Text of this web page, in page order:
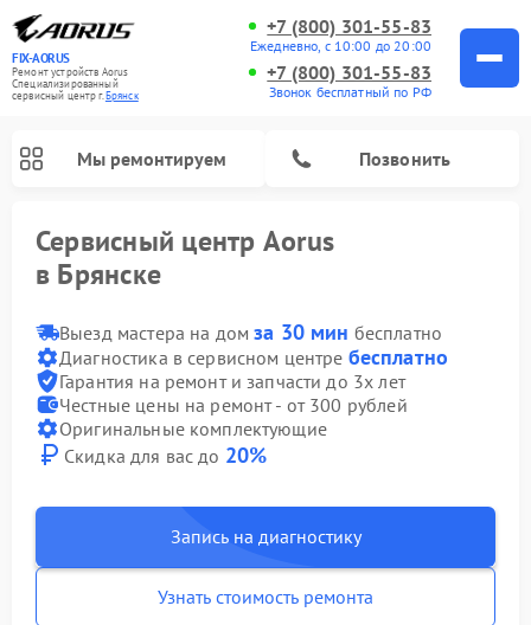
FIX-AORUS
Ремонт устройств Aorus
Специализированный
cервисный центр г.Брянск
+7 (800) 301-55-83
Ежедневно, с 10:00 до 20:00
+7 (800) 301-55-83
Звонок бесплатный по РФ
Мы ремонтируем Позвонить
Сервисный центр Aorus
в Брянске
Выезд мастера на домза 30 мин бесплатно
Диагностика в сервисном центре бесплатно
Гарантия на ремонт и запчасти до 3х лет
Честные цены на ремонт - от 300 рублей
Оригинальные комплектующие
Скидка для вас до 20%
Запись на диагностику
Узнать стоимость ремонта